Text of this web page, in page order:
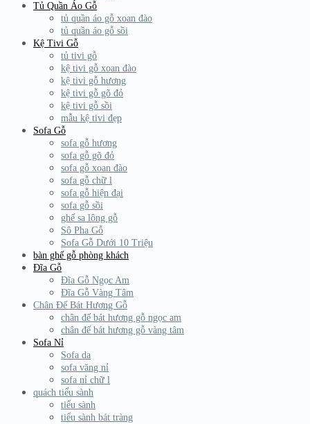
Tủ Quần Áo Gỗ
tủ quần áo gỗ xoan đào
tủ quần áo gỗ sồi
Kệ Tivi Gỗ
tủ tivi gỗ
kệ tivi gỗ xoan đào
kệ tivi gỗ hương
kệ tivi gỗ gõ đỏ
kệ tivi gỗ sồi
mẫu kệ tivi đẹp
Sofa Gỗ
sofa gỗ hương
sofa gỗ gõ đỏ
sofa gỗ xoan đào
sofa gỗ chữ l
sofa gỗ hiện đại
sofa gỗ sồi
ghế sa lông gỗ
Sô Pha Gỗ
Sofa Gỗ Dưới 10 Triệu
bàn ghế gỗ phòng khách
Đĩa Gỗ
Đĩa Gỗ Ngọc Am
Đĩa Gỗ Vàng Tâm
Chân Đế Bát Hương Gỗ
chân đế bát hương gỗ ngọc am
chân đế bát hương gỗ vàng tâm
Sofa Nỉ
Sofa da
sofa văng nỉ
sofa nỉ chữ l
quách tiểu sành
tiểu sành
tiểu sành bát tràng